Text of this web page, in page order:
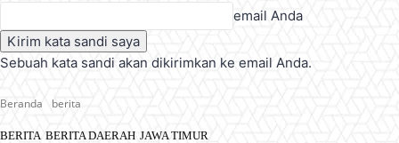
email Anda
Sebuah kata sandi akan dikirimkan ke email Anda.
Beranda berita
BERITA BERITA DAERAH JAWA TIMUR